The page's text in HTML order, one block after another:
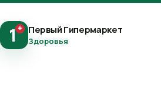
1+ Первый Гипермаркет
Здоровья